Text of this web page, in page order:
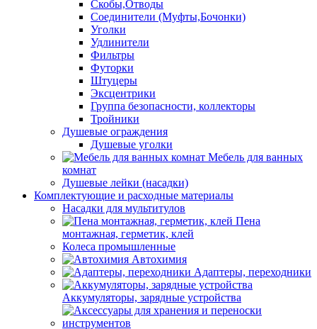
Скобы,Отводы
Соединители (Муфты,Бочонки)
Уголки
Удлинители
Фильтры
Футорки
Штуцеры
Эксцентрики
Группа безопасности, коллекторы
Тройники
Душевые ограждения
Душевые уголки
Мебель для ванных
комнат
Душевые лейки (насадки)
Комплектующие и расходные материалы
Насадки для мультитулов
Пена
монтажная, герметик, клей
Колеса промышленные
Автохимия
Адаптеры, переходники
Аккумуляторы, зарядные устройства